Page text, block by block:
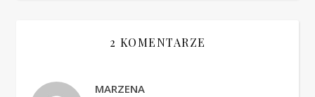
2 KOMENTARZE
MARZENA